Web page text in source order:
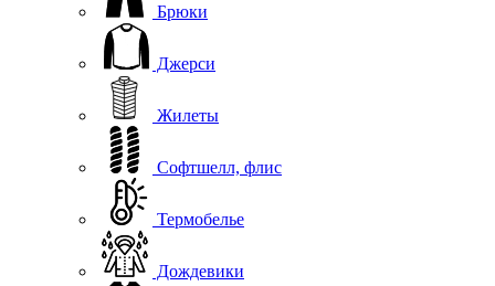
Брюки
Джерси
Жилеты
Софтшелл, флис
Термобелье
Дождевики